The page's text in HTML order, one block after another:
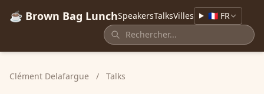
☕ Brown Bag LunchSpeakersTalksVilles 🇫🇷 FR
Clément Delafargue / Talks